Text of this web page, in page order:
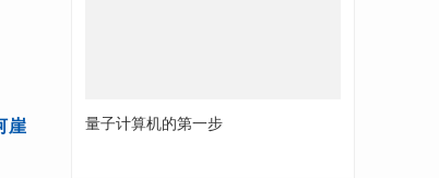
崖
量子计算机的第一步